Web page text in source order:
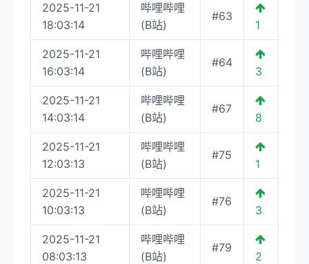
2025-11-21
18:03:14
哔哩哔哩
(B站)
#63
1
2025-11-21
16:03:14
哔哩哔哩
(B站)
#64
3
2025-11-21
14:03:14
哔哩哔哩
(B站)
#67
8
2025-11-21
12:03:13
哔哩哔哩
(B站)
#75
1
2025-11-21
10:03:13
哔哩哔哩
(B站)
#76
3
2025-11-21
08:03:13
哔哩哔哩
(B站)
#79
2